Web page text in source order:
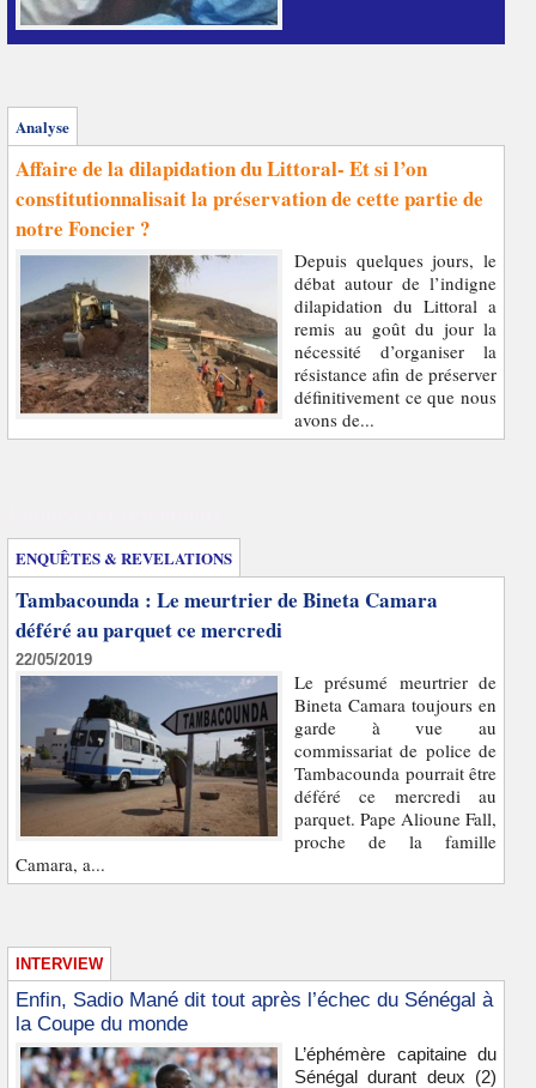
Analyse
Affaire de la dilapidation du Littoral- Et si l’on
constitutionnalisait la préservation de cette partie de
notre Foncier ?
Depuis quelques jours, le
débat autour de l’indigne
dilapidation du Littoral a
remis au goût du jour la
nécessité d’organiser la
résistance afin de préserver
définitivement ce que nous
avons de...
ENQUÊTES & REVELATIONS
Tambacounda : Le meurtrier de Bineta Camara
déféré au parquet ce mercredi
22/05/2019
Le présumé meurtrier de
Bineta Camara toujours en
garde à vue au
commissariat de police de
Tambacounda pourrait être
déféré ce mercredi au
parquet. Pape Alioune Fall,
proche de la famille
Camara, a...
INTERVIEW
Enfin, Sadio Mané dit tout après l’échec du Sénégal à
la Coupe du monde
L’éphémère capitaine du
Sénégal durant deux (2)